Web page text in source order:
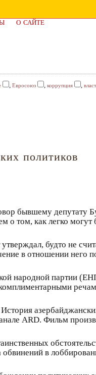
О САЙТЕ
, Евросоюз , коррупция ,
политиков
бывшему депутату
о том, как легко
будто не
в отношении него
народной партии
ARD. Фильм
в